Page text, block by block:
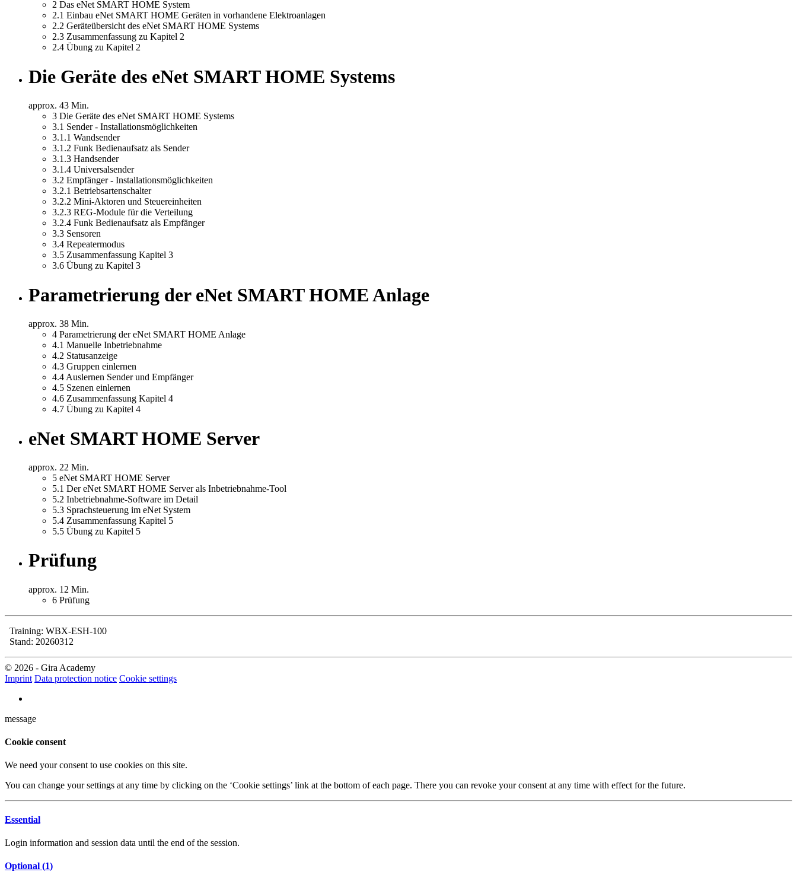
2 Das eNet SMART HOME System
2.1 Einbau eNet SMART HOME Geräten in vorhandene Elektroanlagen
2.2 Geräteübersicht des eNet SMART HOME Systems
2.3 Zusammenfassung zu Kapitel 2
2.4 Übung zu Kapitel 2
Die Geräte des eNet SMART HOME Systems
approx. 43 Min.
3 Die Geräte des eNet SMART HOME Systems
3.1 Sender - Installationsmöglichkeiten
3.1.1 Wandsender
3.1.2 Funk Bedienaufsatz als Sender
3.1.3 Handsender
3.1.4 Universalsender
3.2 Empfänger - Installationsmöglichkeiten
3.2.1 Betriebsartenschalter
3.2.2 Mini-Aktoren und Steuereinheiten
3.2.3 REG-Module für die Verteilung
3.2.4 Funk Bedienaufsatz als Empfänger
3.3 Sensoren
3.4 Repeatermodus
3.5 Zusammenfassung Kapitel 3
3.6 Übung zu Kapitel 3
Parametrierung der eNet SMART HOME Anlage
approx. 38 Min.
4 Parametrierung der eNet SMART HOME Anlage
4.1 Manuelle Inbetriebnahme
4.2 Statusanzeige
4.3 Gruppen einlernen
4.4 Auslernen Sender und Empfänger
4.5 Szenen einlernen
4.6 Zusammenfassung Kapitel 4
4.7 Übung zu Kapitel 4
eNet SMART HOME Server
approx. 22 Min.
5 eNet SMART HOME Server
5.1 Der eNet SMART HOME Server als Inbetriebnahme-Tool
5.2 Inbetriebnahme-Software im Detail
5.3 Sprachsteuerung im eNet System
5.4 Zusammenfassung Kapitel 5
5.5 Übung zu Kapitel 5
Prüfung
approx. 12 Min.
6 Prüfung
Training: WBX-ESH-100
Stand: 20260312
© 2026 - Gira Academy
Imprint Data protection notice Cookie settings
message
Cookie consent
We need your consent to use cookies on this site.
You can change your settings at any time by clicking on the ‘Cookie settings’ link at the bottom of each page. There you can revoke your consent at any time with effect for the future.
Essential
Login information and session data until the end of the session.
Optional (1)